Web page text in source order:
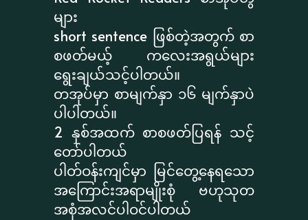
များ
short sentence ဖြစ်တဲ့အတွက် စာ
စဖတ်မယ့် ကလေးအရွယ်များ
ရွေးချယ်သင့်ပါတယ်။
တအုပ်မှာ စာမျက်နှာ ၁၆ မျက်နှာပဲ
ပါပါတယ်။
2 နှစ်အထက် စာစဖတ်ပြရန် သင့်
တော်ပါတယ်
ပါတ်ဝန်းကျင်မှာ မြင်တွေ့နေရသော
အကြောင်းအရာမျိုးစုံ ဗဟုသုတ
အစုံအလင်ပါဝင်ပါတယ်